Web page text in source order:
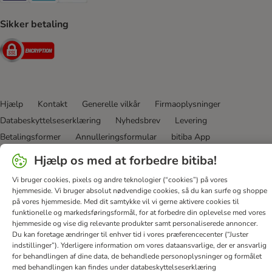
Sikker betaling
Security
Hjælp Kontakt Generelle vilkår
Firmaoplysninger
Databeskyttelseserklæring
Nyhedsbrev
Levering
Betalingsformer
Annulleringsformular
bitiba App
Loyalitetsprogram
Fordele Tilgængelighedserklæring
bitiba GmbH 2026
Hjælp os med at forbedre bitiba!
Vi bruger cookies, pixels og andre teknologier (“cookies”) på vores
hjemmeside. Vi bruger absolut nødvendige cookies, så du kan surfe og shoppe
på vores hjemmeside. Med dit samtykke vil vi gerne aktivere cookies til
funktionelle og markedsføringsformål, for at forbedre din oplevelse med vores
hjemmeside og vise dig relevante produkter samt personaliserede annoncer.
Du kan foretage ændringer til enhver tid i vores præferencecenter (“Juster
indstillinger”). Yderligere information om vores dataansvarlige, der er ansvarlig
for behandlingen af ​​dine data, de behandlede personoplysninger og formålet
med behandlingen kan findes under databeskyttelseserklæring